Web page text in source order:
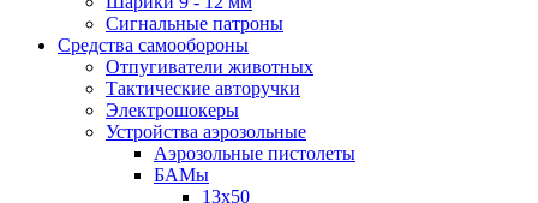
Сигнальные патроны
Средства самообороны
Отпугиватели животных
Тактические авторучки
Электрошокеры
Устройства аэрозольные
Аэрозольные пистолеты
БАМы
13х50